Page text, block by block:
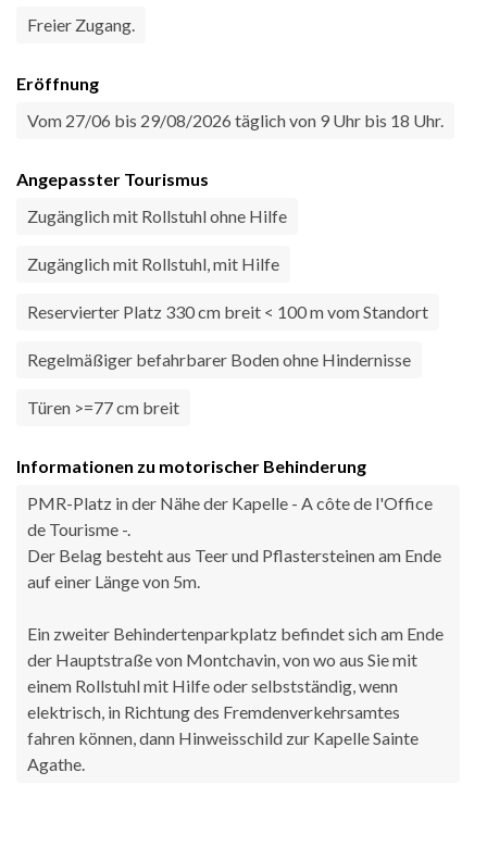
Freier Zugang.
Eröffnung
Vom 27/06 bis 29/08/2026 täglich von 9 Uhr bis 18 Uhr.
Angepasster Tourismus
Zugänglich mit Rollstuhl ohne Hilfe
Zugänglich mit Rollstuhl, mit Hilfe
Reservierter Platz 330 cm breit < 100 m vom Standort
Regelmäßiger befahrbarer Boden ohne Hindernisse
Türen >=77 cm breit
Informationen zu motorischer Behinderung
PMR-Platz in der Nähe der Kapelle - A côte de l'Office
de Tourisme -.
Der Belag besteht aus Teer und Pflastersteinen am Ende
auf einer Länge von 5m.
Ein zweiter Behindertenparkplatz befindet sich am Ende
der Hauptstraße von Montchavin, von wo aus Sie mit
einem Rollstuhl mit Hilfe oder selbstständig, wenn
elektrisch, in Richtung des Fremdenverkehrsamtes
fahren können, dann Hinweisschild zur Kapelle Sainte
Agathe.